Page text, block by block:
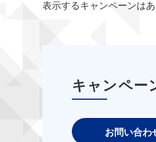
表示するキャンペーンはあ
キャンペー
お問い合わ